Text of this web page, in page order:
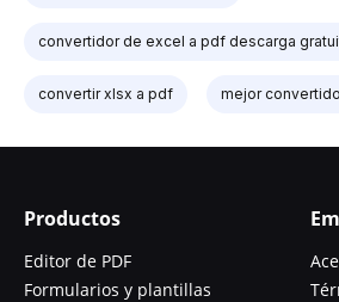
convertidor de excel a pdf descarga
convertir xlsx a pdf mejor
Productos
Editor de PDF
Formularios y plantillas